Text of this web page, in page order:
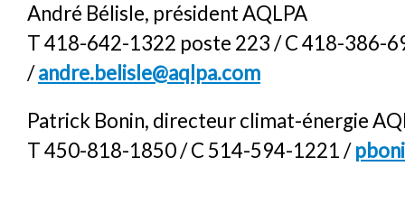
André Bélisle, président AQLPA
T 418-642-1322 poste 223 / C 418-386-
/andre.belisle@aqlpa.com
Patrick Bonin, directeur climat-énergie
T 450-818-1850 / C 514-594-1221 /